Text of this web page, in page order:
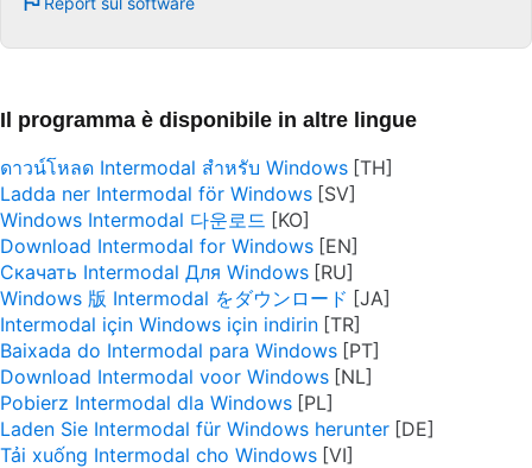
Il programma è disponibile in altre lingue
ดาวน์โหลด Intermodal สำหรับ Windows
Ladda ner Intermodal för Windows
Windows Intermodal 다운로드
Download Intermodal for Windows
Скачать Intermodal Для Windows
Windows 版 Intermodal をダウンロード
Intermodal için Windows için indirin
Baixada do Intermodal para Windows
Download Intermodal voor Windows
Pobierz Intermodal dla Windows
Laden Sie Intermodal für Windows herunter
Tải xuống Intermodal cho Windows